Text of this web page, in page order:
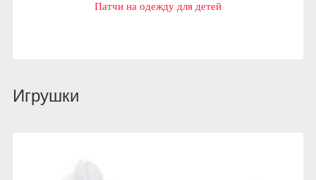
Патчи на одежду для детей
Игрушки